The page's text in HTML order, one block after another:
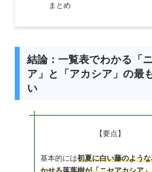
まとめ
結論：一覧表でわかる「
ア」と「アカシア」の最
い
【要点】
基本的には初夏に白い藤のよう
かせる落葉樹が「ニセアカシア